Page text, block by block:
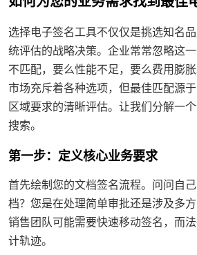
选择电子签名工具不仅仅是挑选知名
统评估的战略决策。企业常常忽略这
不匹配，要么性能不足，要么费用膨胀
市场充斥着各种选项，但最佳匹配源
区域要求的清晰评估。让我们分解一
搜索。
第一步：定义核心业务要求
首先绘制您的文档签名流程。问问自
档？您是在处理简单审批还是涉及多方
销售团队可能需要快速移动签名，而
计轨迹。